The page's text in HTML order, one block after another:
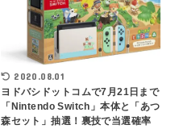
2020.08.01
ヨドバシドットコムで7月21日まで
「Nintendo Switch」本体と「あつ
森セット」抽選！裏技で当選確率